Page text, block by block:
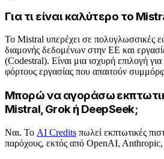
Για τι είναι καλύτερο το
Το Mistral υπερέχει σε πολυγλωσσικές
διαμονής δεδομένων στην ΕΕ και
(Codestral). Είναι μια ισχυρή επιλογή
φόρτους εργασίας που απαιτούν
Μπορώ να αγοράσω
Mistral, Grok ή DeepSeek;
Ναι. Το AI Credits πωλεί εκπτωτικές
παρόχους, εκτός από OpenAI,